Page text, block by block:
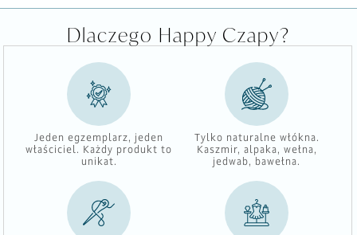
Dlaczego Happy Czapy?
Jeden egzemplarz, jeden
właściciel. Każdy produkt to
unikat.
Tylko naturalne włókna.
Kaszmir, alpaka, wełna,
jedwab, bawełna.